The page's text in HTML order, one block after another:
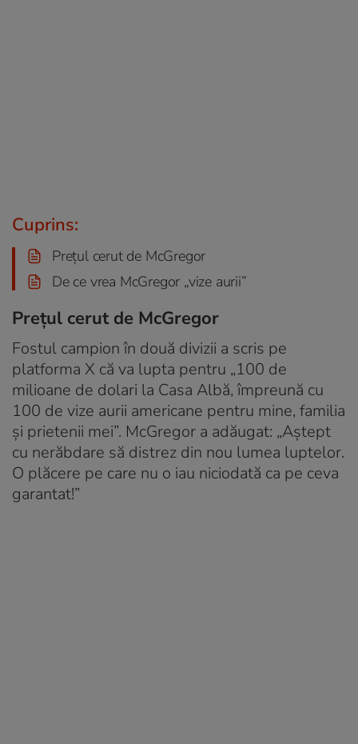
Cuprins:
Prețul cerut de McGregor
De ce vrea McGregor „vize aurii”
Prețul cerut de McGregor
Fostul campion în două divizii a scris pe
platforma X că va lupta pentru „100 de
milioane de dolari la Casa Albă, împreună cu
100 de vize aurii americane pentru mine, familia
şi prietenii mei”. McGregor a adăugat: „Aştept
cu nerăbdare să distrez din nou lumea luptelor.
O plăcere pe care nu o iau niciodată ca pe ceva
garantat!”